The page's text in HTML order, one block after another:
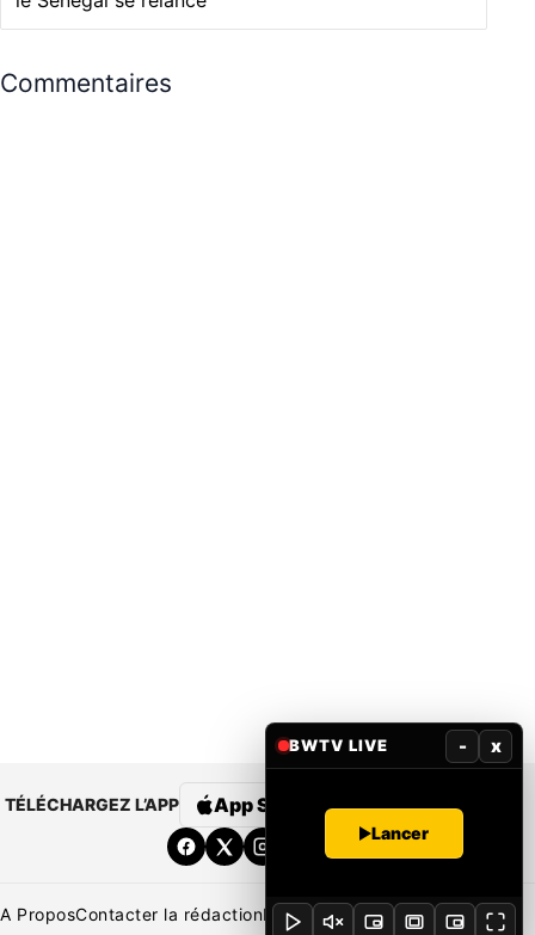
Commentaires
TÉLÉCHARGEZ L’APP App Store Google Play
A ProposContacter la rédactionRédaction Mentions légales
BWTV LIVE - x
Lancer